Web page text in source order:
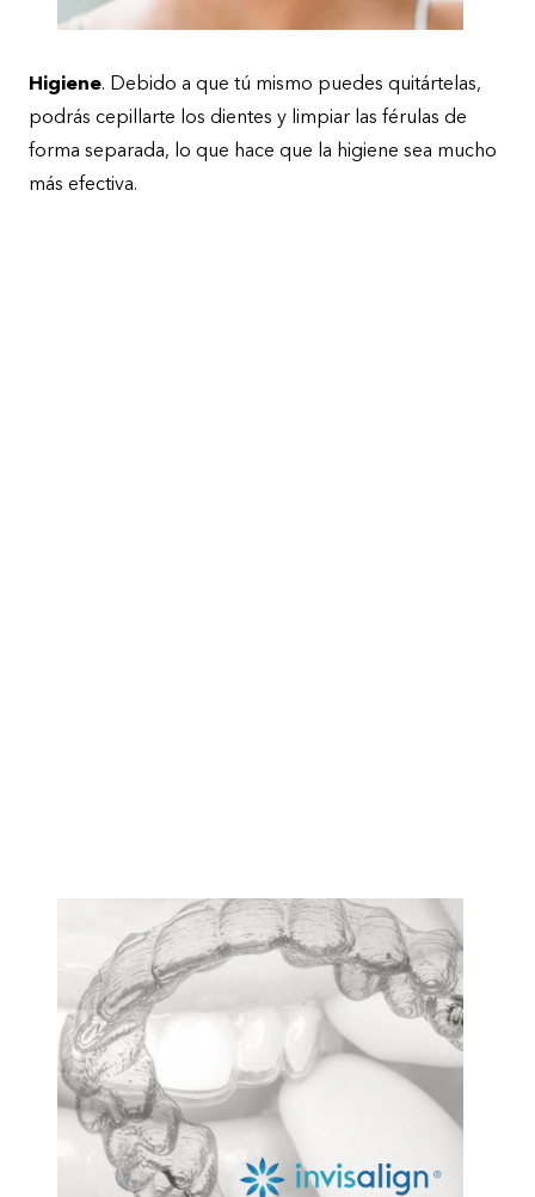
Higiene. Debido a que tú mismo puedes quitártelas,
podrás cepillarte los dientes y limpiar las férulas de
forma separada, lo que hace que la higiene sea mucho
más efectiva.